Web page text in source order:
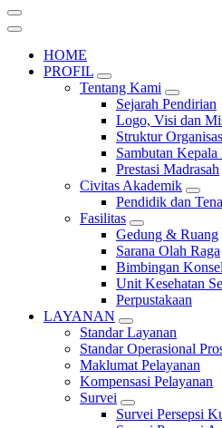
HOME
PROFIL
Tentang Kami
Sejarah Pendirian
Logo, Visi dan
Struktur
Sambutan Kepala
Prestasi Madrasah
Civitas Akademik
Pendidik dan
Fasilitas
Gedung & Ruang
Sarana Olah Raga
Bimbingan
Unit Kesehatan
Perpustakaan
LAYANAN
Standar Layanan
Standar Operasional
Maklumat Pelayanan
Kompensasi Pelayanan
Survei
Survei Persepsi